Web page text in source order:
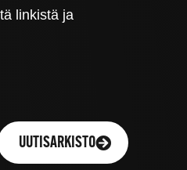
linkistä ja
UUTISARKISTO